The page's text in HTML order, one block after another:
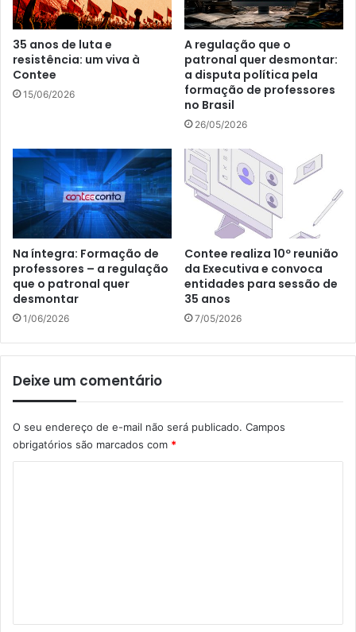
35 anos de luta e
resistência: um viva à
Contee
15/06/2026
A regulação que o
patronal quer desmontar:
a disputa política pela
formação de professores
no Brasil
26/05/2026
Na íntegra: Formação de
professores – a regulação
que o patronal quer
desmontar
1/06/2026
Contee realiza 10º reunião
da Executiva e convoca
entidades para sessão de
35 anos
7/05/2026
Deixe um comentário
O seu endereço de e-mail não será publicado. Campos
obrigatórios são marcados com *